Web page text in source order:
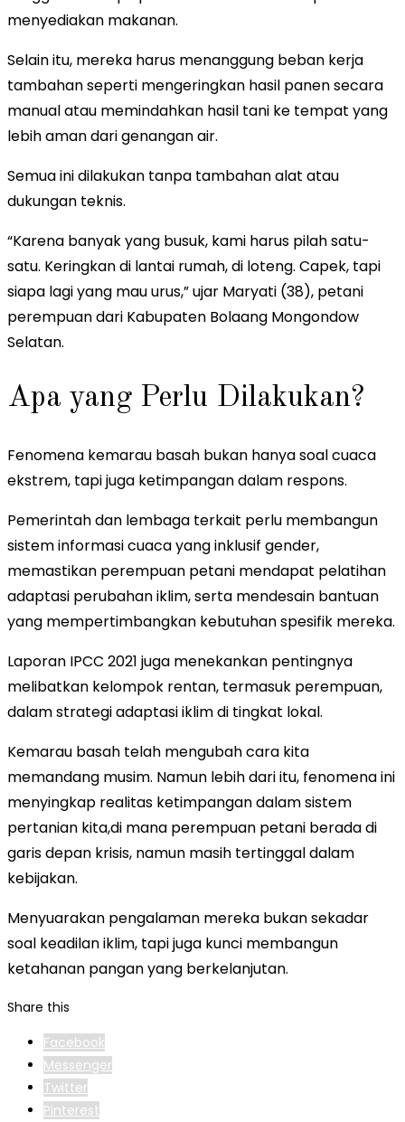
menyediakan makanan.
Selain itu, mereka harus menanggung beban kerja
tambahan seperti mengeringkan hasil panen secara
manual atau memindahkan hasil tani ke tempat yang
lebih aman dari genangan air.
Semua ini dilakukan tanpa tambahan alat atau
dukungan teknis.
“Karena banyak yang busuk, kami harus pilah satu-
satu. Keringkan di lantai rumah, di loteng. Capek, tapi
siapa lagi yang mau urus,” ujar Maryati (38), petani
perempuan dari Kabupaten Bolaang Mongondow
Selatan.
Apa yang Perlu Dilakukan?
Fenomena kemarau basah bukan hanya soal cuaca
ekstrem, tapi juga ketimpangan dalam respons.
Pemerintah dan lembaga terkait perlu membangun
sistem informasi cuaca yang inklusif gender,
memastikan perempuan petani mendapat pelatihan
adaptasi perubahan iklim, serta mendesain bantuan
yang mempertimbangkan kebutuhan spesifik mereka.
Laporan IPCC 2021 juga menekankan pentingnya
melibatkan kelompok rentan, termasuk perempuan,
dalam strategi adaptasi iklim di tingkat lokal.
Kemarau basah telah mengubah cara kita
memandang musim. Namun lebih dari itu, fenomena ini
menyingkap realitas ketimpangan dalam sistem
pertanian kita,di mana perempuan petani berada di
garis depan krisis, namun masih tertinggal dalam
kebijakan.
Menyuarakan pengalaman mereka bukan sekadar
soal keadilan iklim, tapi juga kunci membangun
ketahanan pangan yang berkelanjutan.
Share this
Facebook
Messenger
Twitter
Pinterest